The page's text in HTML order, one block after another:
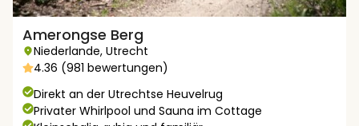
Amerongse Berg
Niederlande, Utrecht
4.36 (981 bewertungen)
Direkt an der Utrechtse Heuvelrug
Privater Whirlpool und Sauna im Cottage